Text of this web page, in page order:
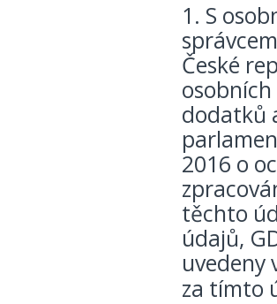
1. S
České
dodatků
2016 o
těchto
údajů,
uvedeny
za tímto